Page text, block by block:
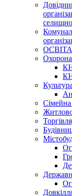
Охорона
Сімейна